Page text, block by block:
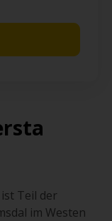
Teil der
im Westen